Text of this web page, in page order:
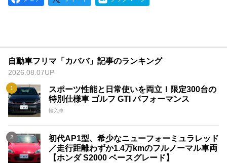
自動車フリマ「カババ」記事のランキング
2026.08.07UP
スポーツ性能と日常使いを両立！限定300台の
特別仕様車 ゴルフ GTI パフォーマンス
輸入車
初代AP1型、希少なニューフォーミュラレッド
／走行距離わずか1.4万kmのフルノーマル車両
【ホンダ S2000 ベースグレード】